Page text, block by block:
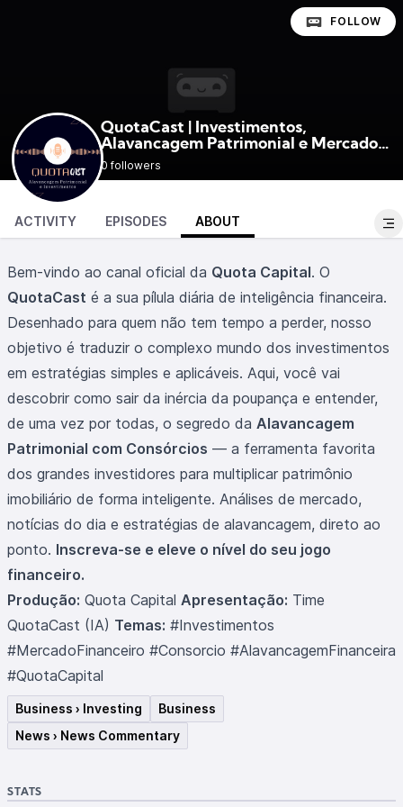
QuotaCast | Investimentos,
Alavancagem Patrimonial e Mercado
Financeiro
0 followers
FOLLOW
ACTIVITY EPISODES ABOUT
Bem-vindo ao canal oficial da Quota Capital. O
QuotaCast é a sua pílula diária de inteligência financeira.
Desenhado para quem não tem tempo a perder, nosso
objetivo é traduzir o complexo mundo dos investimentos
em estratégias simples e aplicáveis. Aqui, você vai
descobrir como sair da inércia da poupança e entender,
de uma vez por todas, o segredo da Alavancagem
Patrimonial com Consórcios — a ferramenta favorita
dos grandes investidores para multiplicar patrimônio
imobiliário de forma inteligente. Análises de mercado,
notícias do dia e estratégias de alavancagem, direto ao
ponto. Inscreva-se e eleve o nível do seu jogo
financeiro.
Produção: Quota Capital Apresentação: Time
QuotaCast (IA) Temas: #Investimentos
#MercadoFinanceiro #Consorcio #AlavancagemFinanceira
#QuotaCapital
Business › Investing
Business
News › News Commentary
STATS